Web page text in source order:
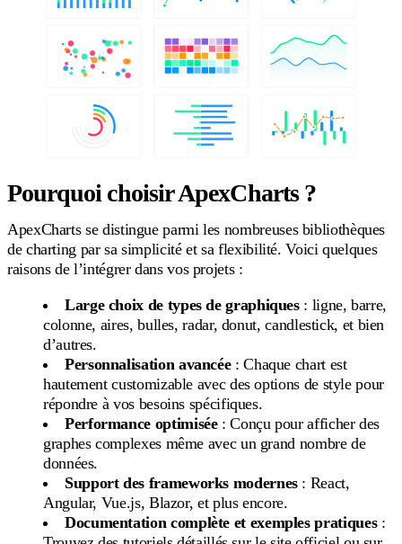
Pourquoi choisir ApexCharts ?
ApexCharts se distingue parmi les nombreuses bibliothèques
de charting par sa simplicité et sa flexibilité. Voici quelques
raisons de l’intégrer dans vos projets :
Large choix de types de graphiques: ligne, barre,
colonne, aires, bulles, radar, donut, candlestick, et bien
d’autres.
Personnalisation avancée: Chaque chart est
hautement customizable avec des options de style pour
répondre à vos besoins spécifiques.
Performance optimisée: Conçu pour afficher des
graphes complexes même avec un grand nombre de
données.
Support des frameworks modernes: React,
Angular, Vue.js, Blazor, et plus encore.
Documentation complète et exemples pratiques: